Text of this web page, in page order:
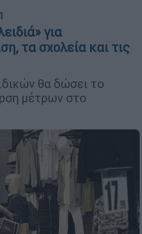
για
τα σχολεία και τις
θα δώσει το
μέτρων στο